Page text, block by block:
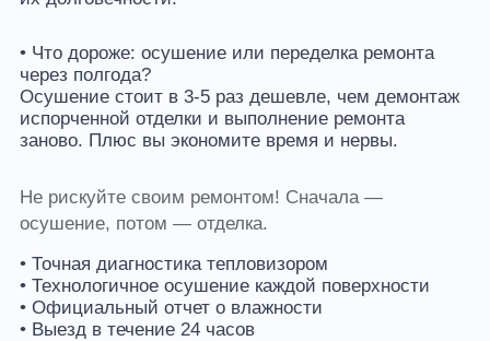
• Что дороже: осушение или переделка ремонта
через полгода?
Осушение стоит в 3-5 раз дешевле, чем демонтаж
испорченной отделки и выполнение ремонта
заново. Плюс вы экономите время и нервы.
Не рискуйте своим ремонтом! Сначала —
осушение, потом — отделка.
• Точная диагностика тепловизором
• Технологичное осушение каждой поверхности
• Официальный отчет о влажности
• Выезд в течение 24 часов